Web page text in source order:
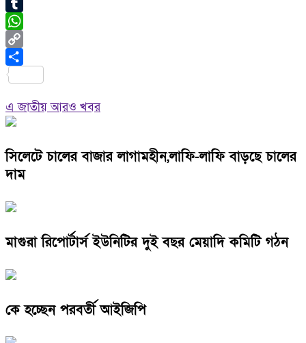
Tumblr
WhatsApp
Copy
Link
এ জাতীয় আরও খবর
সিলেটে চালের বাজার লাগামহীন,লাফি-লাফি বাড়ছে চালের
দাম
মাগুরা রিপোর্টার্স ইউনিটির দুই বছর মেয়াদি কমিটি গঠন
কে হচ্ছেন পরবর্তী আইজিপি